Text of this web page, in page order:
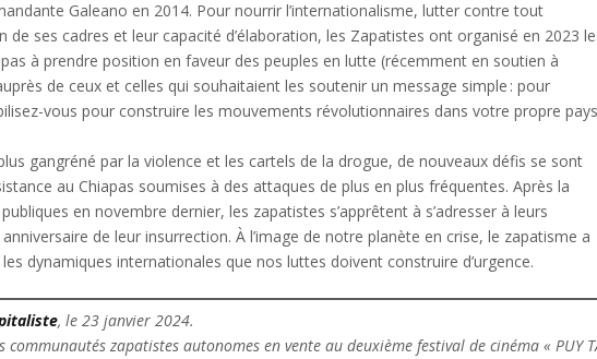
Galeano en 2014. Pour nourrir l’internationalisme, lutter contre tout
ses cadres et leur capacité d’élaboration, les Zapatistes ont organisé en 2023
à prendre position en faveur des peuples en lutte (récemment en soutien à
de ceux et celles qui souhaitaient les soutenir un message simple : pour
vous pour construire les mouvements révolutionnaires dans votre propre
gangréné par la violence et les cartels de la drogue, de nouveaux défis se sont
au Chiapas soumises à des attaques de plus en plus fréquentes. Après la
en novembre dernier, les zapatistes s’apprêtent à s’adresser à leurs
de leur insurrection. À l’image de notre planète en crise, le zapatisme a
dynamiques internationales que nos luttes doivent construire d’urgence.
, le 23 janvier 2024.
communautés zapatistes autonomes en vente au deuxième festival de cinéma « PUY